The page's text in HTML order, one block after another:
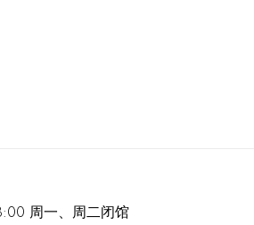
周一、周二闭馆